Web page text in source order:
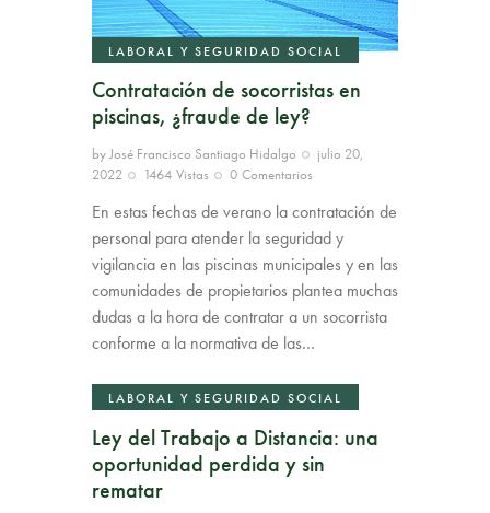
LABORAL Y SEGURIDAD SOCIAL
Contratación de socorristas en
piscinas, ¿fraude de ley?
byJosé Francisco Santiago Hidalgo
julio 20,
2022
1464 Vistas 0 Comentarios
En estas fechas de verano la contratación de
personal para atender la seguridad y
vigilancia en las piscinas municipales y en las
comunidades de propietarios plantea muchas
dudas a la hora de contratar a un socorrista
conforme a la normativa de las…
LABORAL Y SEGURIDAD SOCIAL
Ley del Trabajo a Distancia: una
oportunidad perdida y sin
rematar